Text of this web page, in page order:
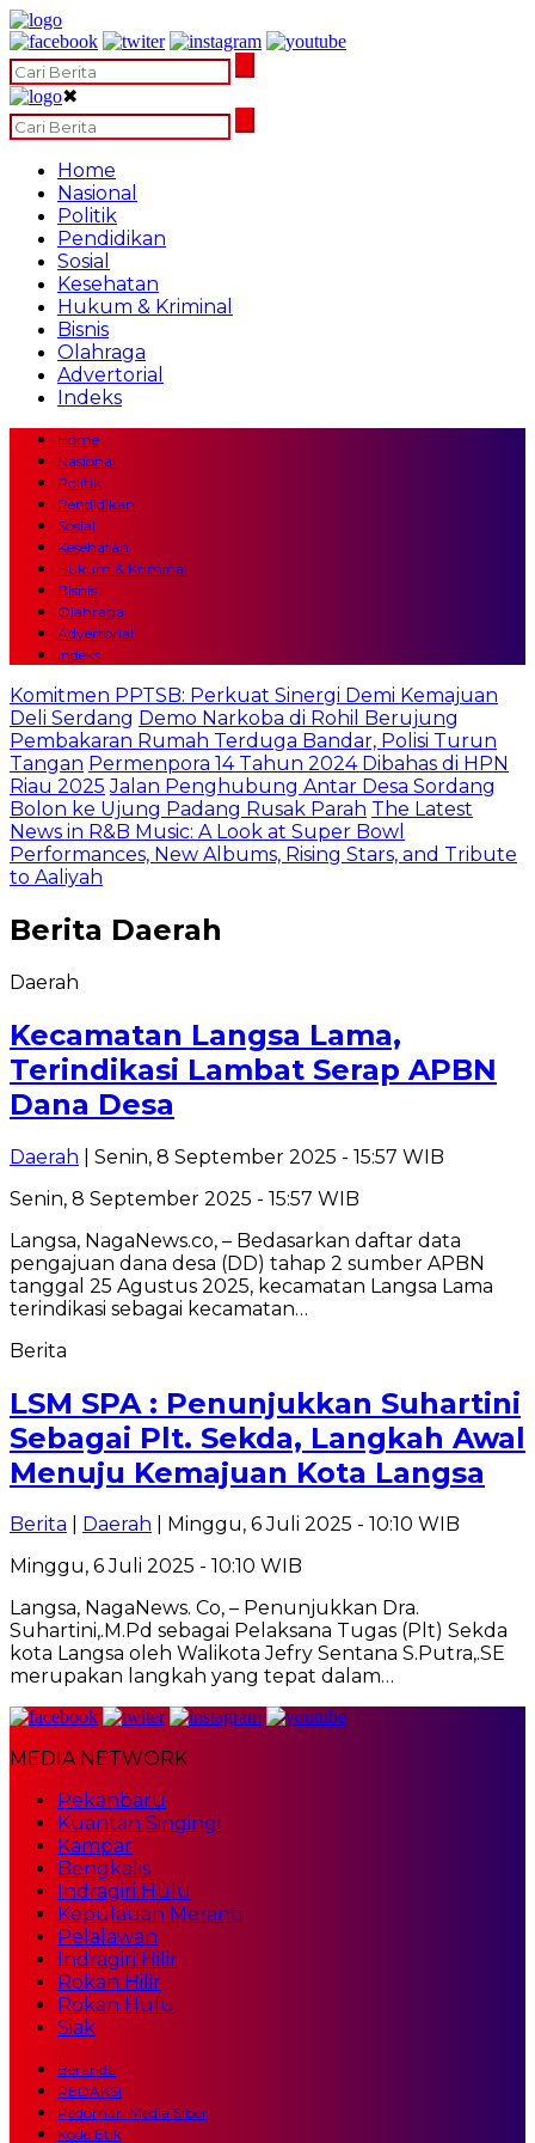
✖
Home
Nasional
Politik
Pendidikan
Sosial
Kesehatan
Hukum & Kriminal
Bisnis
Olahraga
Advertorial
Indeks
Home
Nasional
Politik
Pendidikan
Sosial
Kesehatan
Hukum & Kriminal
Bisnis
Olahraga
Advertorial
Indeks
Komitmen PPTSB: Perkuat Sinergi Demi Kemajuan
Deli Serdang Demo Narkoba di Rohil Berujung
Pembakaran Rumah Terduga Bandar, Polisi Turun
Tangan Permenpora 14 Tahun 2024 Dibahas di HPN
Riau 2025 Jalan Penghubung Antar Desa Sordang
Bolon ke Ujung Padang Rusak Parah The Latest
News in R&B Music: A Look at Super Bowl
Performances, New Albums, Rising Stars, and Tribute
to Aaliyah
Berita Daerah
Daerah
Kecamatan Langsa Lama,
Terindikasi Lambat Serap APBN
Dana Desa
Daerah | Senin, 8 September 2025 - 15:57 WIB
Senin, 8 September 2025 - 15:57 WIB
Langsa, NagaNews.co, – Bedasarkan daftar data
pengajuan dana desa (DD) tahap 2 sumber APBN
tanggal 25 Agustus 2025, kecamatan Langsa Lama
terindikasi sebagai kecamatan…
Berita
LSM SPA : Penunjukkan Suhartini
Sebagai Plt. Sekda, Langkah Awal
Menuju Kemajuan Kota Langsa
Berita Daerah | Minggu, 6 Juli 2025 - 10:10 WIB
Minggu, 6 Juli 2025 - 10:10 WIB
Langsa, NagaNews. Co, – Penunjukkan Dra.
Suhartini,.M.Pd sebagai Pelaksana Tugas (Plt) Sekda
kota Langsa oleh Walikota Jefry Sentana S.Putra,.SE
merupakan langkah yang tepat dalam…
MEDIA NETWORK
Pekanbaru
Kuantan Singingi
Kampar
Bengkalis
Indragiri Hulu
Kepulauan Meranti
Pelalawan
Indragiri Hilir
Rokan Hilir
Rokan Hulu
Siak
Beranda
REDAKSI
Pedoman Media Siber
Kode Etik